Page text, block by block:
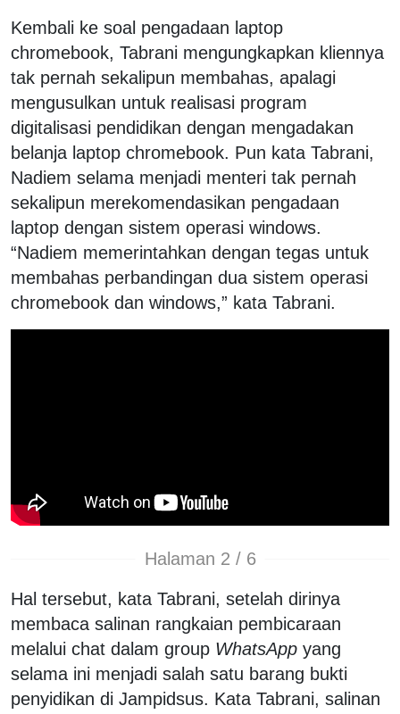
Kembali ke soal pengadaan laptop
chromebook, Tabrani mengungkapkan kliennya
tak pernah sekalipun membahas, apalagi
mengusulkan untuk realisasi program
digitalisasi pendidikan dengan mengadakan
belanja laptop chromebook. Pun kata Tabrani,
Nadiem selama menjadi menteri tak pernah
sekalipun merekomendasikan pengadaan
laptop dengan sistem operasi windows.
“Nadiem memerintahkan dengan tegas untuk
membahas perbandingan dua sistem operasi
chromebook dan windows,” kata Tabrani.
Halaman 2 / 6
Hal tersebut, kata Tabrani, setelah dirinya
membaca salinan rangkaian pembicaraan
melalui chat dalam group WhatsApp yang
selama ini menjadi salah satu barang bukti
penyidikan di Jampidsus. Kata Tabrani, salinan